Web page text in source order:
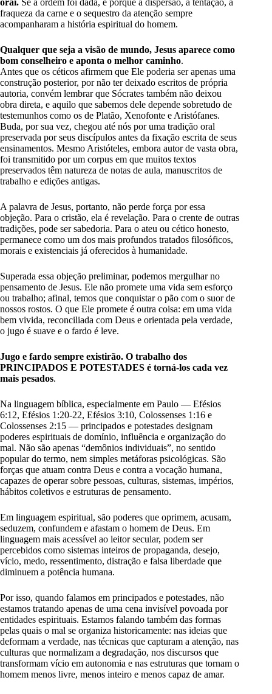
orai. Se a ordem foi dada, é porque a dispersão, a tentação, a
fraqueza da carne e o sequestro da atenção sempre
acompanharam a história espiritual do homem.
Qualquer que seja a visão de mundo, Jesus aparece como
bom conselheiro e aponta o melhor caminho.
Antes que os céticos afirmem que Ele poderia ser apenas uma
construção posterior, por não ter deixado escritos de própria
autoria, convém lembrar que Sócrates também não deixou
obra direta, e aquilo que sabemos dele depende sobretudo de
testemunhos como os de Platão, Xenofonte e Aristófanes.
Buda, por sua vez, chegou até nós por uma tradição oral
preservada por seus discípulos antes da fixação escrita de seus
ensinamentos. Mesmo Aristóteles, embora autor de vasta obra,
foi transmitido por um corpus em que muitos textos
preservados têm natureza de notas de aula, manuscritos de
trabalho e edições antigas.
A palavra de Jesus, portanto, não perde força por essa
objeção. Para o cristão, ela é revelação. Para o crente de outras
tradições, pode ser sabedoria. Para o ateu ou cético honesto,
permanece como um dos mais profundos tratados filosóficos,
morais e existenciais já oferecidos à humanidade.
Superada essa objeção preliminar, podemos mergulhar no
pensamento de Jesus. Ele não promete uma vida sem esforço
ou trabalho; afinal, temos que conquistar o pão com o suor de
nossos rostos. O que Ele promete é outra coisa: em uma vida
bem vivida, reconciliada com Deus e orientada pela verdade,
o jugo é suave e o fardo é leve.
Jugo e fardo sempre existirão. O trabalho dos
PRINCIPADOS E POTESTADES é torná-los cada vez
mais pesados.
Na linguagem bíblica, especialmente em Paulo — Efésios
6:12, Efésios 1:20-22, Efésios 3:10, Colossenses 1:16 e
Colossenses 2:15 — principados e potestades designam
poderes espirituais de domínio, influência e organização do
mal. Não são apenas “demônios individuais”, no sentido
popular do termo, nem simples metáforas psicológicas. São
forças que atuam contra Deus e contra a vocação humana,
capazes de operar sobre pessoas, culturas, sistemas, impérios,
hábitos coletivos e estruturas de pensamento.
Em linguagem espiritual, são poderes que oprimem, acusam,
seduzem, confundem e afastam o homem de Deus. Em
linguagem mais acessível ao leitor secular, podem ser
percebidos como sistemas inteiros de propaganda, desejo,
vício, medo, ressentimento, distração e falsa liberdade que
diminuem a potência humana.
Por isso, quando falamos em principados e potestades, não
estamos tratando apenas de uma cena invisível povoada por
entidades espirituais. Estamos falando também das formas
pelas quais o mal se organiza historicamente: nas ideias que
deformam a verdade, nas técnicas que capturam a atenção, nas
culturas que normalizam a degradação, nos discursos que
transformam vício em autonomia e nas estruturas que tornam o
homem menos livre, menos inteiro e menos capaz de amar.